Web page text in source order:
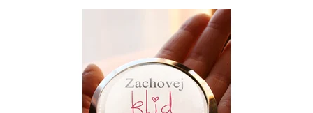
Dostupnost: Skladem